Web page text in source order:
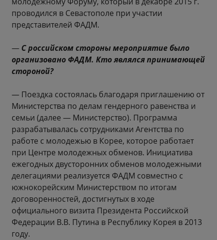
проводился в Севастополе при участии
представителей ФАДМ.
— С российском стороны мероприятие было
организовано ФАДМ. Кто являлся принимающей
стороной?
— Поездка состоялась благодаря приглашению от
Министерства по делам гендерного равенства и
семьи (далее — Министерство). Программа
разрабатывалась сотрудниками Агентства по
работе с молодежью в Корее, которое работает
при Центре молодежных обменов. Инициатива
ежегодных двусторонних обменов молодежными
делегациями реализуется ФАДМ совместно с
южнокорейским Министерством по итогам
договоренностей, достигнутых в ходе
официального визита Президента Российской
Федерации В.В. Путина в Республику Корея в 2013
году.